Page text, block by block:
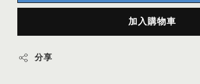
加入購物車
分享